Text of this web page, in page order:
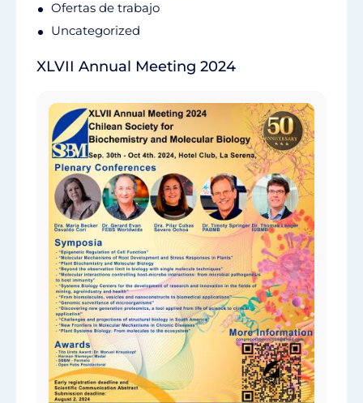
Ofertas de trabajo
Uncategorized
XLVII Annual Meeting 2024